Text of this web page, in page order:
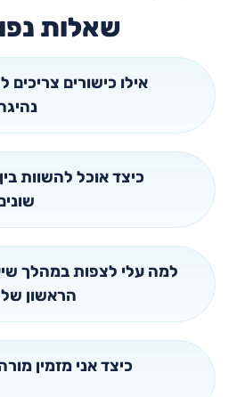
שאלות
אילו כישורים צריכים
כיצד אוכל להשוות
למה עלי לצפות במהלך
הראשון
כיצד אני מזמין